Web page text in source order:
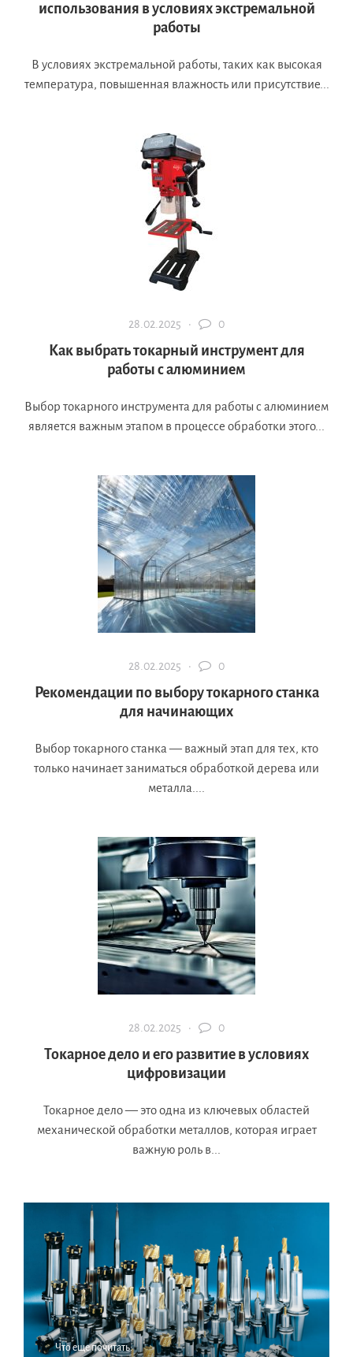
использования в условиях экстремальной
работы
В условиях экстремальной работы, таких как высокая
температура, повышенная влажность или присутствие...
28.02.2025 · 0
Как выбрать токарный инструмент для
работы с алюминием
Выбор токарного инструмента для работы с алюминием
является важным этапом в процессе обработки этого...
28.02.2025 · 0
Рекомендации по выбору токарного станка
для начинающих
Выбор токарного станка — важный этап для тех, кто
только начинает заниматься обработкой дерева или
металла....
28.02.2025 · 0
Токарное дело и его развитие в условиях
цифровизации
Токарное дело — это одна из ключевых областей
механической обработки металлов, которая играет
важную роль в...
Что еще почитать: